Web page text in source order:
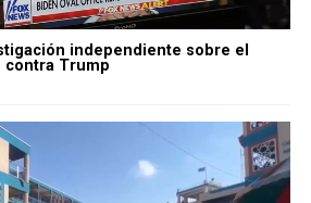
independiente sobre el
contra Trump